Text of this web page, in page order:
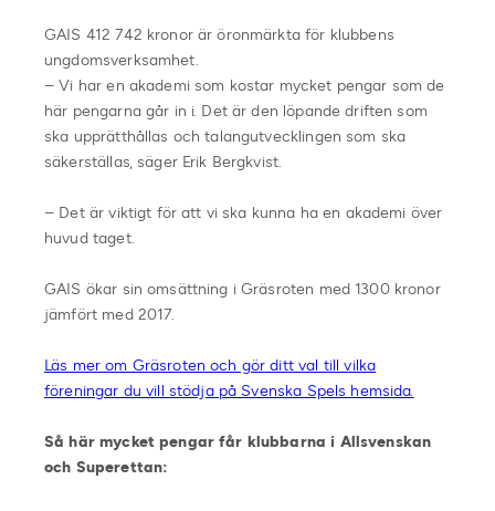
GAIS 412 742 kronor är öronmärkta för klubbens
ungdomsverksamhet.
– Vi har en akademi som kostar mycket pengar som de
här pengarna går in i. Det är den löpande driften som
ska upprätthållas och talangutvecklingen som ska
säkerställas, säger Erik Bergkvist.
– Det är viktigt för att vi ska kunna ha en akademi över
huvud taget.
GAIS ökar sin omsättning i Gräsroten med 1300 kronor
jämfört med 2017.
Läs mer om Gräsroten och gör ditt val till vilka
föreningar du vill stödja på Svenska Spels hemsida.
Så här mycket pengar får klubbarna i Allsvenskan
och Superettan: